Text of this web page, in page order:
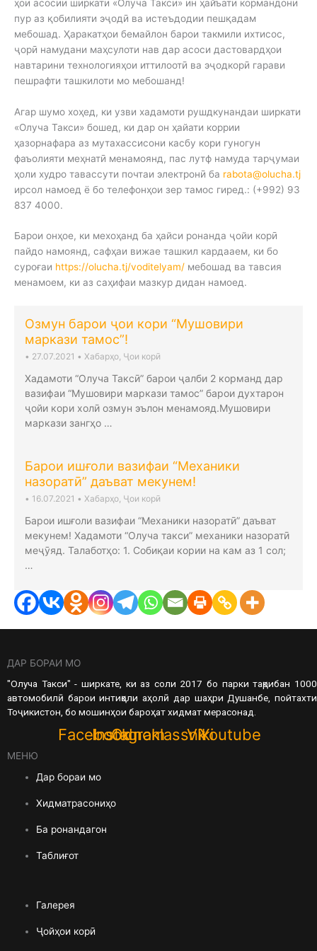
ҳои асосии ширкати «Олуча Такси» ин ҳайъати кормандони
пур аз қобилияти эҷодӣ ва истеъдодии пешқадам
мебошад. Ҳаракатҳои бемайлон барои такмили ихтисос,
ҷорӣ намудани маҳсулоти нав дар асоси дастовардҳои
навтарини технологияҳои иттилоотӣ ва эҷодкорӣ гарави
пешрафти ташкилоти мо мебошанд!
Агар шумо хоҳед, ки узви хадамоти рушдкунандаи ширкати
«Олуча Такси» бошед, ки дар он ҳайати коррии
ҳазорнафара аз мутахассисони касбу кори гуногун
фаъолияти меҳнатӣ менамоянд, пас лутф намуда тарҷумаи
ҳоли худро тавассути почтаи электронӣ ба rabota@olucha.tj
ирсол намоед ё бо телефонҳои зер тамос гиред.: (+992) 93
837 4000.
Барои онҳое, ки мехоҳанд ба ҳайси ронанда ҷойи корӣ
пайдо намоянд, сафҳаи вижае ташкил кардааем, ки бо
суроғаи https://olucha.tj/voditelyam/ мебошад ва тавсия
менамоем, ки аз саҳифаи мазкур дидан намоед.
Озмун барои ҷои кори “Мушовири
маркази тамос”!
• 27.07.2021 • Хабарҳо, Ҷои корӣ
Хадамоти “Олуча Таксӣ” барои ҷалби 2 корманд дар
вазифаи “Мушовири маркази тамос” барои духтарон
ҷойи кори холӣ озмун эълон менамояд.Мушовири
маркази зангҳо …
Барои ишғоли вазифаи “Механики
назоратӣ” даъват мекунем!
• 16.07.2021 • Хабарҳо, Ҷои корӣ
Барои ишғоли вазифаи “Механики назоратӣ” даъват
мекунем! Хадамоти “Олуча такси” механики назоратӣ
меҷӯяд. Талаботҳо: 1. Собиқаи кории на кам аз 1 сол;
…
ДАР БОРАИ МО
"Олуча Такси" - ширкате, ки аз соли 2017 бо парки тақрибан 1000
автомобилӣ барои интиқоли аҳолӣ дар шаҳри Душанбе, пойтахти
Тоҷикистон, бо мошинҳои бароҳат хидмат мерасонад.
Facebook
Instagram
Odnoklassniki
VkYoutube
МЕНЮ
Дар бораи мо
Хидматрасониҳо
Ба ронандагон
Таблиғот
Галерея
Ҷойҳои корӣ